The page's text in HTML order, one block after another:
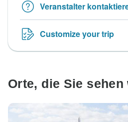
Veranstalter
Customize your trip
Orte, die Sie sehen